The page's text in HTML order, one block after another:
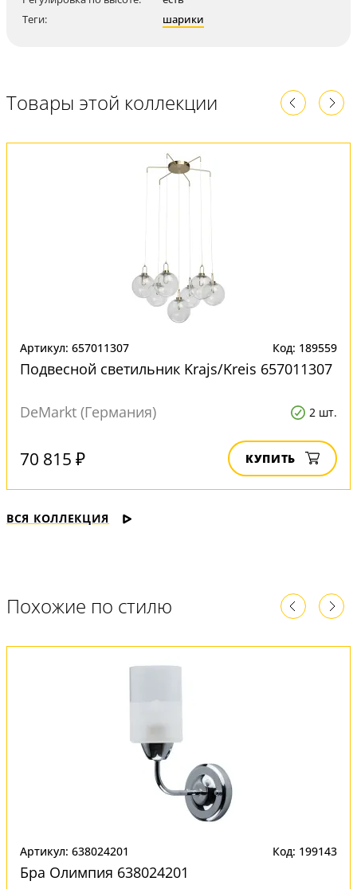
Теги:
шарики
Товары этой коллекции
Артикул: 657011307 Код: 189559
Подвесной светильник Krajs/Kreis 657011307
DeMarkt (Германия) 2 шт.
70 815 ₽ КУПИТЬ
ВСЯ КОЛЛЕКЦИЯ
Похожие по стилю
Артикул: 638024201 Код: 199143
Бра Олимпия 638024201